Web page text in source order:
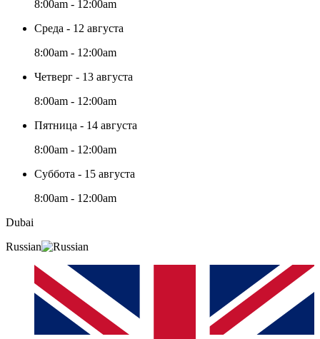
8:00am - 12:00am
Среда - 12 августа
8:00am - 12:00am
Четверг - 13 августа
8:00am - 12:00am
Пятница - 14 августа
8:00am - 12:00am
Суббота - 15 августа
8:00am - 12:00am
Dubai
Russian